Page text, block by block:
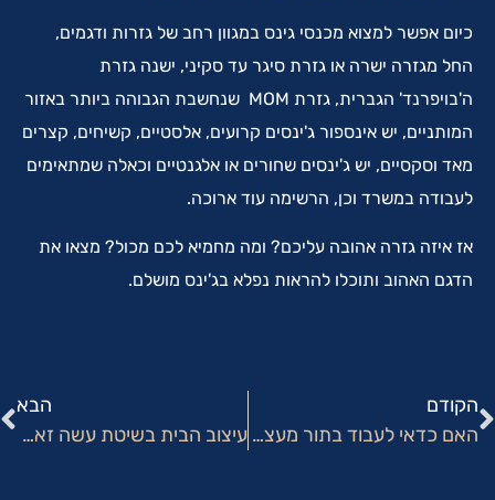
כיום אפשר למצוא מכנסי גינס במגוון רחב של גזרות ודגמים,
החל מגזרה ישרה או גזרת סיגר עד סקיני, ישנה גזרת
ה'בויפרנד' הגברית, גזרת MOM שנחשבת הגבוהה ביותר באזור
המותניים, יש אינספור ג'ינסים קרועים, אלסטיים, קשיחים, קצרים
מאד וסקסיים, יש ג'ינסים שחורים או אלגנטיים וכאלה שמתאימים
לעבודה במשרד וכן, הרשימה עוד ארוכה.
אז איזה גזרה אהובה עליכם? ומה מחמיא לכם מכול? מצאו את
הדגם האהוב ותוכלו להראות נפלא בג'ינס מושלם.
הקודם
האם כדאי לעבוד בתור מעצב אופנה?
הבא
עיצוב הבית בשיטת עשה זאת בעצמך: הכינו אקססוריז משגעים לסלון בעצמכם!